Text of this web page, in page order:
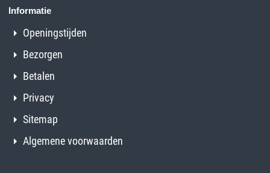
Informatie
Openingstijden
Bezorgen
Betalen
Privacy
Sitemap
Algemene voorwaarden